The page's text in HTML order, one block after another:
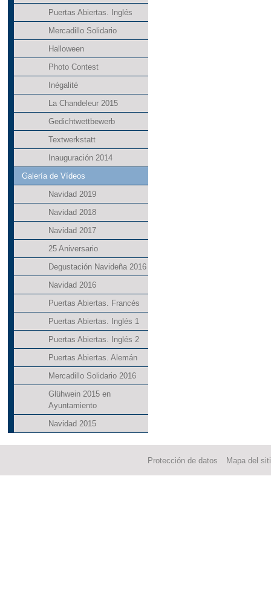
Puertas Abiertas. Inglés
Mercadillo Solidario
Halloween
Photo Contest
Inégalité
La Chandeleur 2015
Gedichtwettbewerb
Textwerkstatt
Inauguración 2014
Galería de Vídeos
Navidad 2019
Navidad 2018
Navidad 2017
25 Aniversario
Degustación Navideña 2016
Navidad 2016
Puertas Abiertas. Francés
Puertas Abiertas. Inglés 1
Puertas Abiertas. Inglés 2
Puertas Abiertas. Alemán
Mercadillo Solidario 2016
Glühwein 2015 en
Ayuntamiento
Navidad 2015
Protección de datos Mapa del